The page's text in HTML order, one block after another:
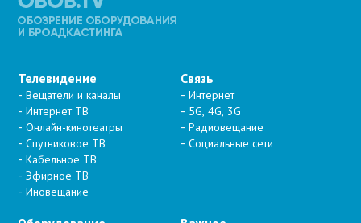
Телевидение
Вещатели и каналы
Интернет ТВ
Онлайн-кинотеатры
Спутниковое ТВ
Кабельное ТВ
Эфирное ТВ
Иновещание
Связь
Интернет
5G, 4G, 3G
Радиовещание
Социальные сети